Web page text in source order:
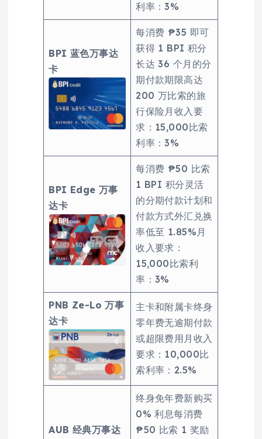
利率：3%
BPI 蓝色万事达
卡
每消费 ₱35 即可
获得 1 BPI 积分
长达 36 个月的分
期付款期限高达
200 万比索的旅
行保险月收入要
求：15,000比索
利率：3%
BPI Edge 万事
达卡
每消费 ₱50 比索
1 BPI 积分灵活
的分期付款计划和
付款方式外汇兑换
率低至 1.85%月
收入要求：
15,000比索利
率：3%
PNB Ze-Lo 万事
达卡
主卡和附属卡终身
零年费无逾期付款
或超限费用月收入
要求：10,000比
索利率：2.5%
AUB 经典万事达
终身免年费新购买
0% 利息每消费
₱50 比索 1 奖励